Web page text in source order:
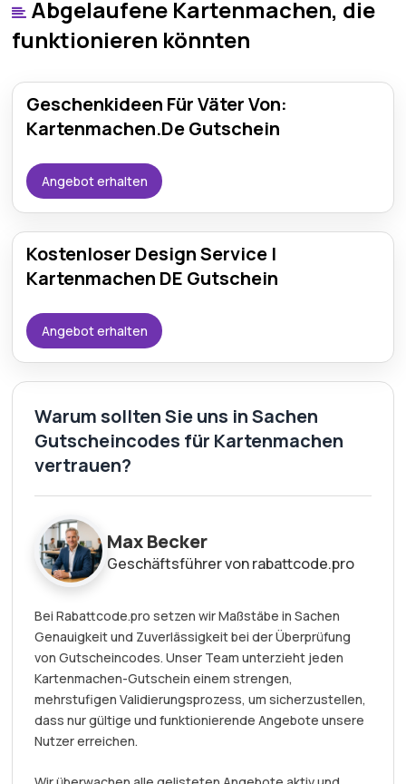
Abgelaufene Kartenmachen, die
funktionieren könnten
Geschenkideen Für Väter Von:
Kartenmachen.De Gutschein
Angebot erhalten
Kostenloser Design Service |
Kartenmachen DE Gutschein
Angebot erhalten
Warum sollten Sie uns in Sachen
Gutscheincodes für Kartenmachen
vertrauen?
Max Becker
Geschäftsführer von rabattcode.pro
Bei Rabattcode.pro setzen wir Maßstäbe in Sachen
Genauigkeit und Zuverlässigkeit bei der Überprüfung
von Gutscheincodes. Unser Team unterzieht jeden
Kartenmachen-Gutschein einem strengen,
mehrstufigen Validierungsprozess, um sicherzustellen,
dass nur gültige und funktionierende Angebote unsere
Nutzer erreichen.